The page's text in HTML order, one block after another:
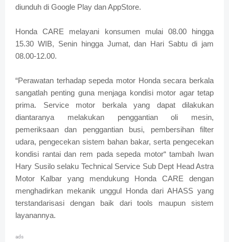
diunduh di Google Play dan AppStore.
Honda CARE melayani konsumen mulai 08.00 hingga
15.30 WIB, Senin hingga Jumat, dan Hari Sabtu di jam
08.00-12.00.
“Perawatan terhadap sepeda motor Honda secara berkala
sangatlah penting guna menjaga kondisi motor agar tetap
prima. Service motor berkala yang dapat dilakukan
diantaranya melakukan penggantian oli mesin,
pemeriksaan dan penggantian busi, pembersihan filter
udara, pengecekan sistem bahan bakar, serta pengecekan
kondisi rantai dan rem pada sepeda motor“ tambah Iwan
Hary Susilo selaku Technical Service Sub Dept Head Astra
Motor Kalbar yang mendukung Honda CARE dengan
menghadirkan mekanik unggul Honda dari AHASS yang
terstandarisasi dengan baik dari tools maupun sistem
layanannya.
ads